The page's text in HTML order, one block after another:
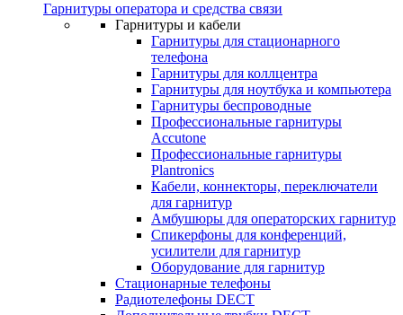
Гарнитуры оператора и средства связи
Гарнитуры и кабели
Гарнитуры для стационарного
телефона
Гарнитуры для коллцентра
Гарнитуры для ноутбука и компьютера
Гарнитуры беспроводные
Профессиональные гарнитуры
Accutone
Профессиональные гарнитуры
Plantronics
Кабели, коннекторы, переключатели
для гарнитур
Амбушюры для операторских гарнитур
Cпикерфоны для конференций,
усилители для гарнитур
Оборудование для гарнитур
Стационарные телефоны
Радиотелефоны DECT